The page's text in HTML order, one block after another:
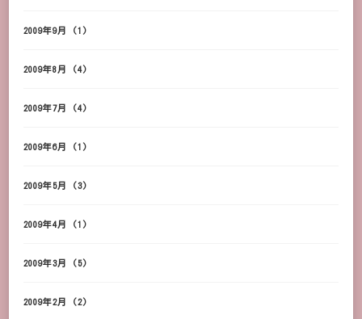
2009年9月 (1)
2009年8月 (4)
2009年7月 (4)
2009年6月 (1)
2009年5月 (3)
2009年4月 (1)
2009年3月 (5)
2009年2月 (2)